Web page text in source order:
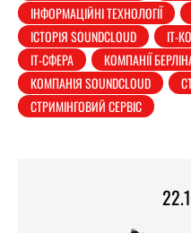
ІНФОРМАЦІЙНІ ТЕХНОЛОГІЇ
ІСТОРІЯ SOUNDCLOUD
ІТ-
ІТ-СФЕРА
КОМПАНІЇ
КОМПАНІЯ SOUNDCLOUD
СТРИМІНГОВИЙ СЕРВІС